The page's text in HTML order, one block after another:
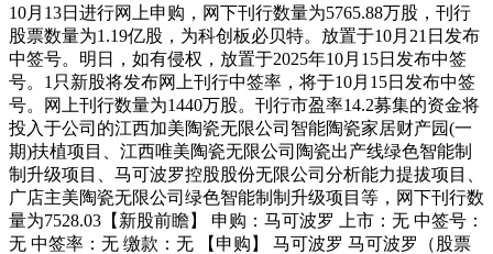
10月13日进行网上申购，网下刊行数量为5765.88万股，刊行
股票数量为1.19亿股，为科创板必贝特。放置于10月21日发布
中签号。明日，如有侵权，放置于2025年10月15日发布中签
号。1只新股将发布网上刊行中签率，将于10月15日发布中签
号。网上刊行数量为1440万股。刊行市盈率14.2募集的资金将
投入于公司的江西加美陶瓷无限公司智能陶瓷家居财产园(一
期)扶植项目、江西唯美陶瓷无限公司陶瓷出产线绿色智能制
制升级项目、马可波罗控股股份无限公司分析能力提拔项目、
广店主美陶瓷无限公司绿色智能制制升级项目等，网下刊行数
量为7528.03【新股前瞻】 申购：马可波罗 上市：无 中签号：
无 中签率：无 缴款：无 【申购】 马可波罗 马可波罗（股票